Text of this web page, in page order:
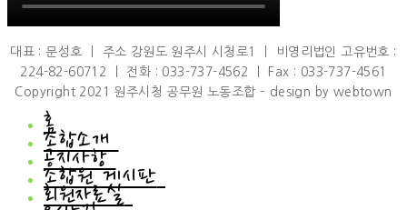
대표 : 문성호 ㅣ 주소 강원도 원주시 시청로1 ㅣ 비영리법인 고유번호 :
224-82-60712 ㅣ 전화 : 033-737-4562 ㅣ Fax : 033-737-4561
Copyright 2021 원주시청 공무원 노동조합 – design by webtown
홈
조합소개
조합소개
인사말
연혁
공지사항
공지사항
공지사항
조합원 게시판
조합원 게시판
회원자료실